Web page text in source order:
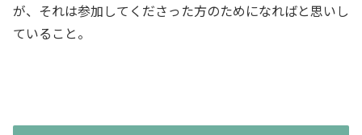
が、それは参加してくださった方のためになればと思いし
ていること。